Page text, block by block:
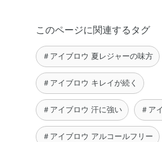
このページに関連するタグ
＃アイブロウ 夏レジャーの味方
＃アイブロウ キレイが続く
＃アイブロウ 汗に強い ＃ア
＃アイブロウ アルコールフリー